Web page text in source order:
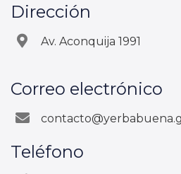
Dirección
Av. Aconquija 1991
Correo electrónico
Teléfono